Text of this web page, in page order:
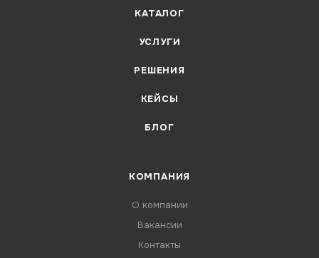
КАТАЛОГ
УСЛУГИ
РЕШЕНИЯ
КЕЙСЫ
БЛОГ
КОМПАНИЯ
О компании
Вакансии
Контакты